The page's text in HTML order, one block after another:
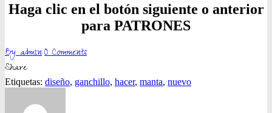
Haga clic en el botón siguiente o anterior
para PATRONES
Byadmin0Comments
Share
Etiquetas: diseño, ganchillo, hacer, manta, nuevo